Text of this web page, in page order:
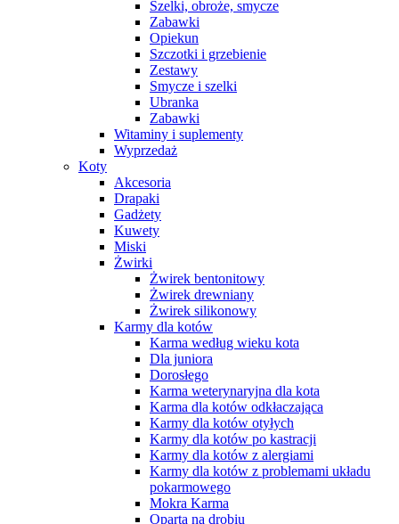
Szelki, obroże, smycze
Zabawki
Opiekun
Szczotki i grzebienie
Zestawy
Smycze i szelki
Ubranka
Zabawki
Witaminy i suplementy
Wyprzedaż
Koty
Akcesoria
Drapaki
Gadżety
Kuwety
Miski
Żwirki
Żwirek bentonitowy
Żwirek drewniany
Żwirek silikonowy
Karmy dla kotów
Karma według wieku kota
Dla juniora
Dorosłego
Karma weterynaryjna dla kota
Karma dla kotów odkłaczająca
Karmy dla kotów otyłych
Karmy dla kotów po kastracji
Karmy dla kotów z alergiami
Karmy dla kotów z problemami układu
pokarmowego
Mokra Karma
Oparta na drobiu